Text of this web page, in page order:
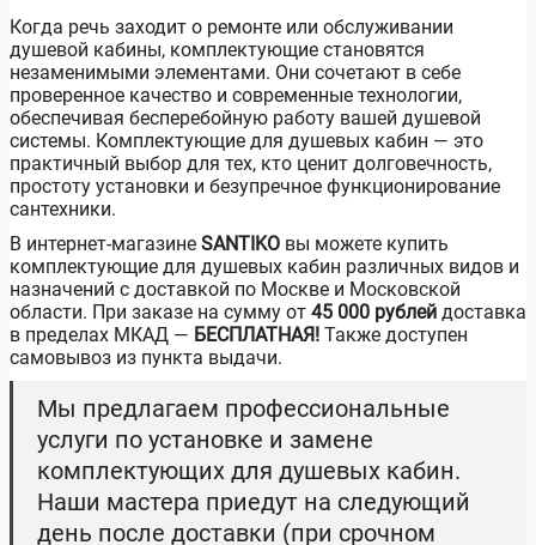
Когда речь заходит о ремонте или обслуживании
душевой кабины, комплектующие становятся
незаменимыми элементами. Они сочетают в себе
проверенное качество и современные технологии,
обеспечивая бесперебойную работу вашей душевой
системы. Комплектующие для душевых кабин — это
практичный выбор для тех, кто ценит долговечность,
простоту установки и безупречное функционирование
сантехники.
В интернет-магазине SANTIKO вы можете купить
комплектующие для душевых кабин различных видов и
назначений с доставкой по Москве и Московской
области. При заказе на сумму от 45 000 рублей доставка
в пределах МКАД — БЕСПЛАТНАЯ! Также доступен
самовывоз из пункта выдачи.
Мы предлагаем профессиональные
услуги по установке и замене
комплектующих для душевых кабин.
Наши мастера приедут на следующий
день после доставки (при срочном